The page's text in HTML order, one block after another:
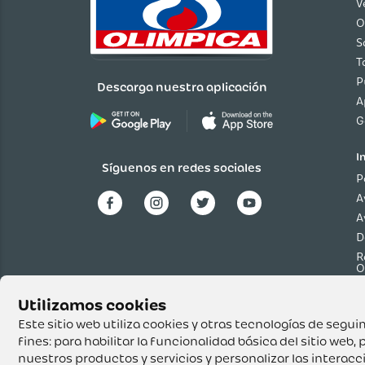
Este sitio web utiliza cookies y otras tecnologías de
fines: para habilitar la funcionalidad básica del sitio web,
nuestros productos y servicios y personalizar las
Descarga nuestra aplicación
Síguenos en redes sociales